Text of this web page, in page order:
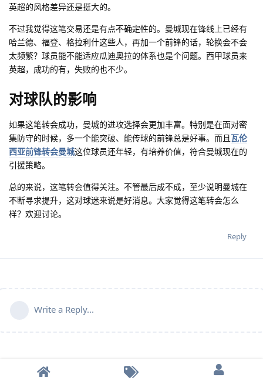
英超的风格差异还是挺大的。
不过我觉得这笔交易还是有点不确定性的。曼城现在锋线上已经有
哈兰德、福登、格拉利什这些人，再加一个前锋的话，轮换会不会
太频繁？球员能不能适应瓜迪奥拉的体系也是个问题。西甲球员来
英超，成功的有，失败的也不少。
对球队的影响
如果这笔转会成功，曼城的进攻选择会更加丰富。特别是在面对密
集防守的时候，多一个能突破、能传球的前锋总是好事。而且瓦伦
西亚前锋转会曼城这位球员还年轻，有培养价值，符合曼城现在的
引援策略。
总的来说，这笔转会值得关注。 不管最后成不成，至少说明曼城在
不断寻求提升，这对球迷来说是好消息。大家觉得这笔转会怎么
样？欢迎讨论。
Reply
Write a Reply...